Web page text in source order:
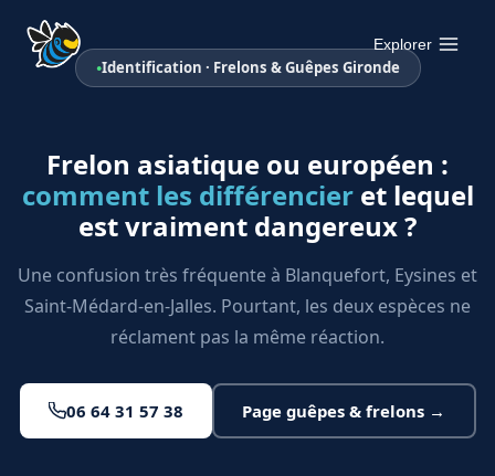
contenu
Explorer
Identification · Frelons & Guêpes Gironde
Frelon asiatique ou européen :
comment les différencieret lequel
est vraiment dangereux ?
Une confusion très fréquente à Blanquefort, Eysines et
Saint-Médard-en-Jalles. Pourtant, les deux espèces ne
réclament pas la même réaction.
06 64 31 57 38 Page guêpes & frelons →